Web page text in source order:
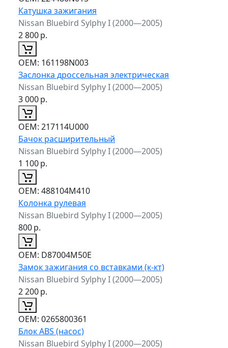
Катушка зажигания
Nissan Bluebird Sylphy I (2000—2005)
2 800р.
ОЕМ: 161198N003
Заслонка дроссельная электрическая
Nissan Bluebird Sylphy I (2000—2005)
3 000р.
ОЕМ: 217114U000
Бачок расширительный
Nissan Bluebird Sylphy I (2000—2005)
1 100р.
ОЕМ: 488104M410
Колонка рулевая
Nissan Bluebird Sylphy I (2000—2005)
800р.
ОЕМ: D87004M50E
Замок зажигания со вставками (к-кт)
Nissan Bluebird Sylphy I (2000—2005)
2 200р.
ОЕМ: 0265800361
Блок ABS (насос)
Nissan Bluebird Sylphy I (2000—2005)